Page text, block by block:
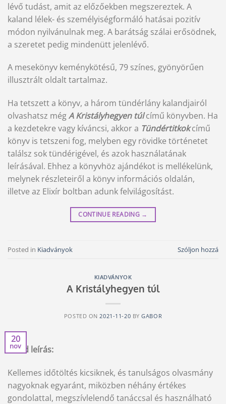
lévő tudást, amit az előzőekben megszereztek. A
kaland lélek- és személyiségformáló hatásai pozitív
módon nyilvánulnak meg. A barátság szálai erősödnek,
a szeretet pedig mindenütt jelenlévő.
A mesekönyv keménykötésű, 79 színes, gyönyörűen
illusztrált oldalt tartalmaz.
Ha tetszett a könyv, a három tündérlány kalandjairól
olvashatsz mégA Kristályhegyen túlcímű könyvben. Ha
a kezdetekre vagy kíváncsi, akkor a Tündértitkokcímű
könyv is tetszeni fog, melyben egy rövidke történetet
találsz sok tündérigével, és azok használatának
leírásával. Ehhez a könyvhöz ajándékot is mellékelünk,
melynek részleteiről a könyv információs oldalán,
illetve az Elixír boltban adunk felvilágosítást.
CONTINUE READING →
Posted in Kiadványok Szóljon hozzá
KIADVÁNYOK
A Kristályhegyen túl
POSTED ON 2021-11-20 BYGABOR
20
nov
Rövid leírás:
Kellemes időtöltés kicsiknek, és tanulságos olvasmány
nagyoknak egyaránt, miközben néhány értékes
gondolattal, megszívlelendő tanáccsal és használható